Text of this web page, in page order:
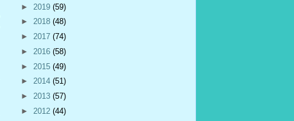
► 2019 (59)
► 2018 (48)
► 2017 (74)
► 2016 (58)
► 2015 (49)
► 2014 (51)
► 2013 (57)
► 2012 (44)